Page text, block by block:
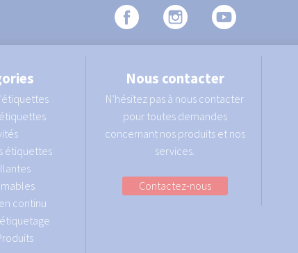
étiquettes
continu
Nous contacter
N’hésitez pas à nous contacter
pour toutes demandes
concernant nos produits et nos
services.
Contactez-nous